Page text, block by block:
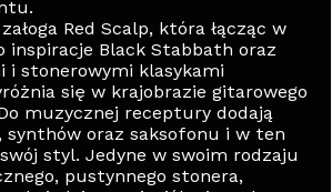
Red Scalp, która łącząc w
inspiracje Black Stabbath oraz
i stonerowymi klasykami
się w krajobrazie gitarowego
muzycznej receptury dodają
synthów oraz saksofonu i w ten
styl. Jedyne w swoim rodzaju
pustynnego stonera,